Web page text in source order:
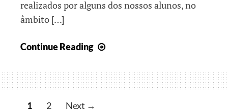
realizados por alguns dos nossos alunos, no
âmbito […]
Continue Reading
outubro
1 2 Next →